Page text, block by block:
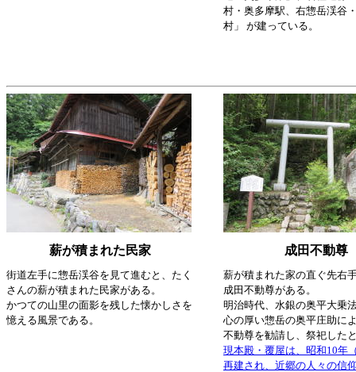
村・奥多摩駅、右惣岳渓谷
村」 が建っている。
薪が積まれた民家 成田不動尊
街道左手に惣岳渓谷を見て進むと、たく
さんの薪が積まれた民家がある。
かつての山里の面影を残した懐かしさを
憶える風景である。
薪が積まれた家の直ぐ先右
成田不動尊がある。
明治時代、水銀の奥平大乗
心の厚い惣岳の奥平庄助に
不動尊を勧請し、祭祀した
現本殿・覆屋は、昭和10年
再建され、近郷の人々の信